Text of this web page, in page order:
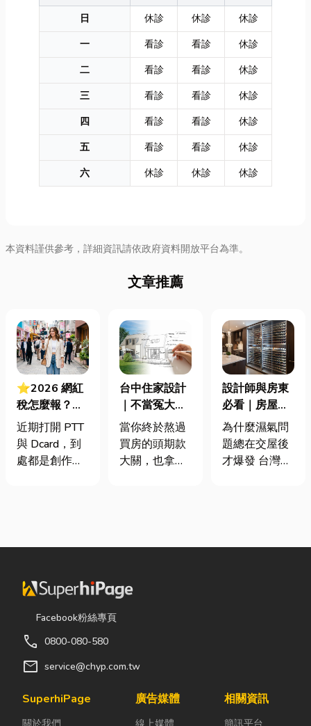
日
休診 休診
休診
一
看診 看診
休診
二
看診 看診
休診
三
看診 看診
休診
四
看診 看診
休診
五
看診 看診
休診
六
休診 休診 休診
本資料謹供參考，詳細資訊請依政府資料開放平台為準。
文章推薦
⭐2026 網紅
稅怎麼報？一
篇看懂課稅門
檻、追溯年限
與合法節稅，
近期打開 PTT
與 Dcard，到
處都是創作者
紅稅」不是一
稅目，而是政
府針對網路數
位收入落實的
紅稅是指個人
或經營團隊透
（如
台中住家設計
｜不當冤大
頭！教你新家
該如何聰明裝
潢！
當你終於熬過
買房的頭期款
大關，也拿到
經浮現各種美
人沙發、落地
充滿儀式感的
等一下！在踩
設計師與房東
必看｜房屋濕
氣重怎麼辦？
全屋除濕機＋
全熱交換器整
為什麼濕氣問
題總在交屋後
才爆發 台灣氣
同步規劃空氣
藏最怕潮濕，
Facebook粉絲專頁
call 0800-080-580
mail service@chyp.com.tw
SuperhiPage
關於我們
廣告媒體
線上媒體
相關資訊
簡訊平台